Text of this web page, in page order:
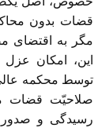
قضات بدون
مگر به اقتضای
این، امکان
توسط محکمه
رسیدگی و